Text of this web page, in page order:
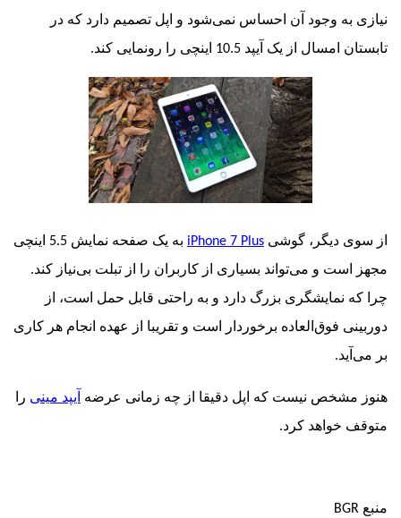
به وجود آن احساس نمی‌شود و اپل تصمیم دارد که در
از یک آیپد 10.5 اینچی را رونمایی کند.
دیگر، گوشی iPhone 7 Plus
به یک صفحه نمایش 5.5 اینچی
و می‌تواند بسیاری از کاربران را از تبلت بی‌نیاز کند.
نمایشگری بزرگ دارد و به راحتی قابل حمل است، از
فوق‌العاده برخوردار است و تقریبا از عهده انجام هر کاری
نیست که اپل دقیقا از چه زمانی عرضه آیپد مینی
را
خواهد کرد.